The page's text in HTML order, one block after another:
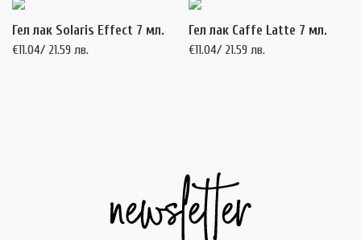
Гел лак Solaris Effect 7 мл.
€11.04/ 21.59 лв.
Гел лак Caffe Latte 7 мл.
€11.04/ 21.59 лв.